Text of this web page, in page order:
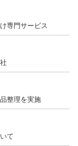
専門サービス
整理を実施
て